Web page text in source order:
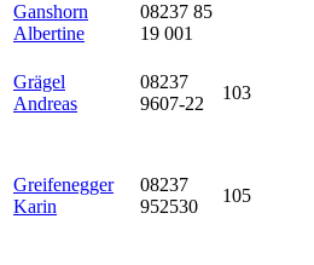
Ganshorn
Albertine
08237 85
19 001
Grägel
Andreas
08237
9607-22
103
Greifenegger
Karin
08237
952530
105